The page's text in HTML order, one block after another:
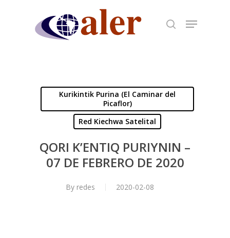
Kurikintik Purina (El Caminar del
Picaflor)
Red Kiechwa Satelital
QORI K’ENTIQ PURIYNIN –
07 DE FEBRERO DE 2020
By redes 2020-02-08